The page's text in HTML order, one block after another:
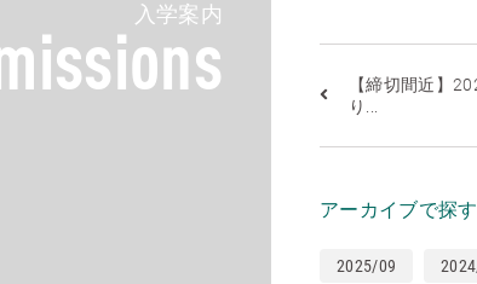
入学案内
【締切間近】
り...
アーカイブで探す
2025/09